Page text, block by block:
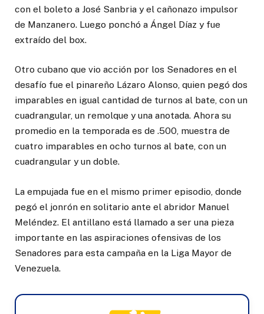
con el boleto a José Sanbria y el cañonazo impulsor
de Manzanero. Luego ponchó a Ángel Díaz y fue
extraído del box.
Otro cubano que vio acción por los Senadores en el
desafío fue el pinareño Lázaro Alonso, quien pegó dos
imparables en igual cantidad de turnos al bate, con un
cuadrangular, un remolque y una anotada. Ahora su
promedio en la temporada es de .500, muestra de
cuatro imparables en ocho turnos al bate, con un
cuadrangular y un doble.
La empujada fue en el mismo primer episodio, donde
pegó el jonrón en solitario ante el abridor Manuel
Meléndez. El antillano está llamado a ser una pieza
importante en las aspiraciones ofensivas de los
Senadores para esta campaña en la Liga Mayor de
Venezuela.